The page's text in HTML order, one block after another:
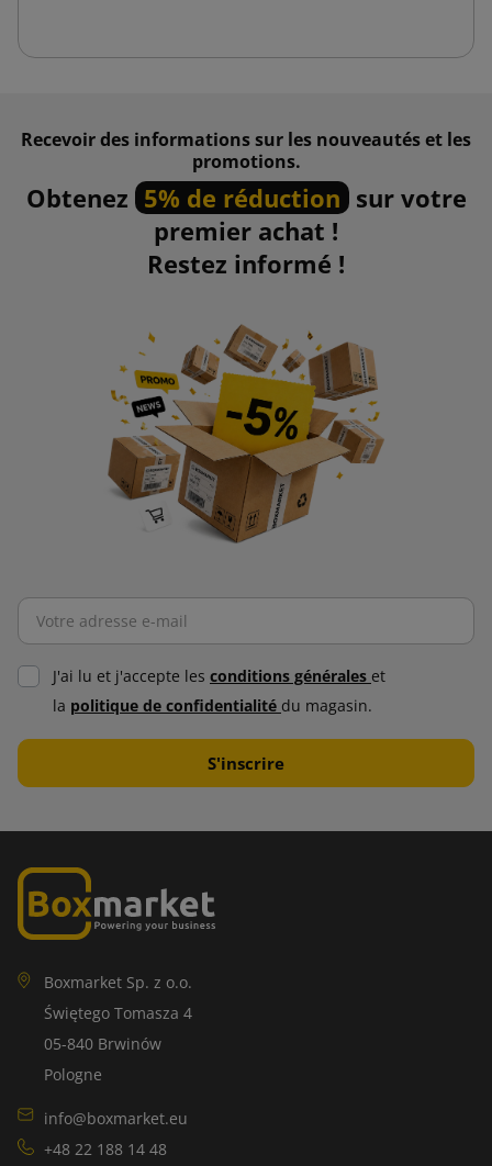
Recevoir des informations sur les nouveautés et les
promotions.
Obtenez 5% de réduction sur votre
premier achat !
Restez informé !
J'ai lu et j'accepte les conditions générales et
la politique de confidentialité du magasin.
Boxmarket Sp. z o.o.
Świętego Tomasza 4
05-840 Brwinów
Pologne
info@boxmarket.eu
+48 22 188 14 48